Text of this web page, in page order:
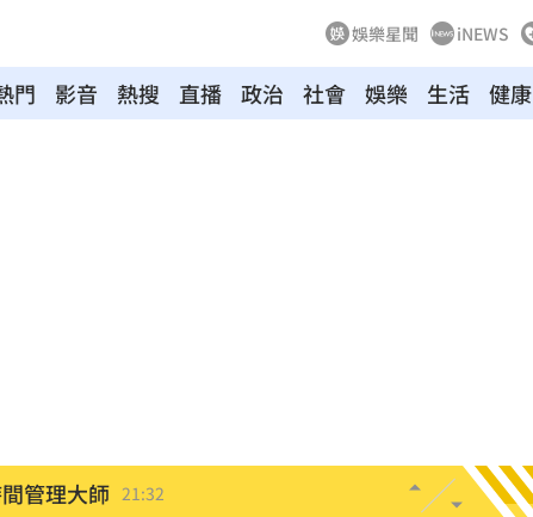
娛樂星聞 iNEWS
門 影音 熱搜 直播 政治 社會 娛樂 生活 健康
管理大師 21:32